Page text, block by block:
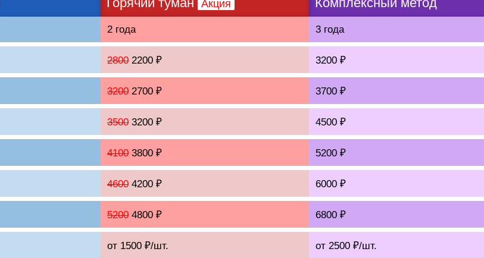
Акция
2 года 3 года
2800 2200 ₽ 3200 ₽
3200 2700 ₽ 3700 ₽
3500 3200 ₽ 4500 ₽
4100 3800 ₽ 5200 ₽
4600 4200 ₽ 6000 ₽
5200 4800 ₽ 6800 ₽
от 1500 ₽/шт. от 2500 ₽/шт.